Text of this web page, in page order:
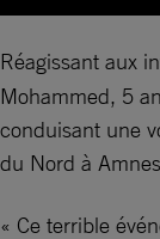
Réagissant aux
Mohammed, 5
conduisant une
du Nord à
« Ce terrible